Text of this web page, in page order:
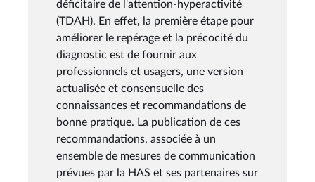
déficitaire de l'attention-hyperactivité
(TDAH). En effet, la première étape pour
améliorer le repérage et la précocité du
diagnostic est de fournir aux
professionnels et usagers, une version
actualisée et consensuelle des
connaissances et recommandations de
bonne pratique. La publication de ces
recommandations, associée à un
ensemble de mesures de communication
prévues par la HAS et ses partenaires sur